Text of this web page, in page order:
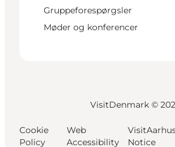
Gruppeforespørgsler
Møder og konferencer
VisitDenmark ©
Cookie
Policy
Web
Accessibility
Notice